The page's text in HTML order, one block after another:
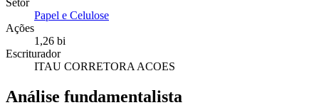
Papel e Celulose
Ações
1,26 bi
Escriturador
ITAU CORRETORA ACOES
Análise fundamentalista